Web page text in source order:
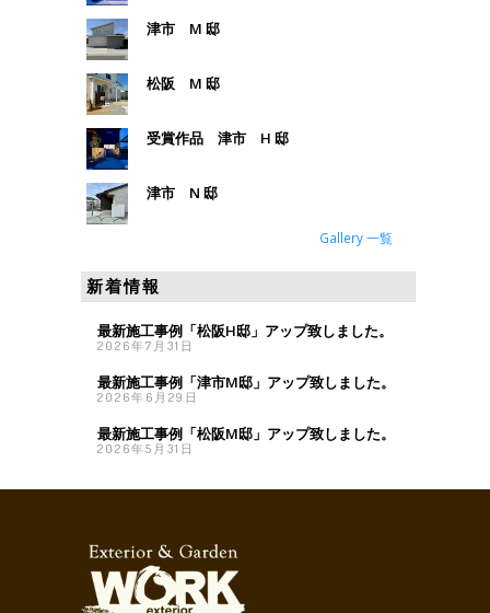
津市 M 邸
松阪 M 邸
受賞作品 津市 H 邸
津市 N 邸
Gallery 一覧
新着情報
最新施工事例「松阪H邸」アップ致しました。
2026年7月31日
最新施工事例「津市M邸」アップ致しました。
2026年6月29日
最新施工事例「松阪M邸」アップ致しました。
2026年5月31日